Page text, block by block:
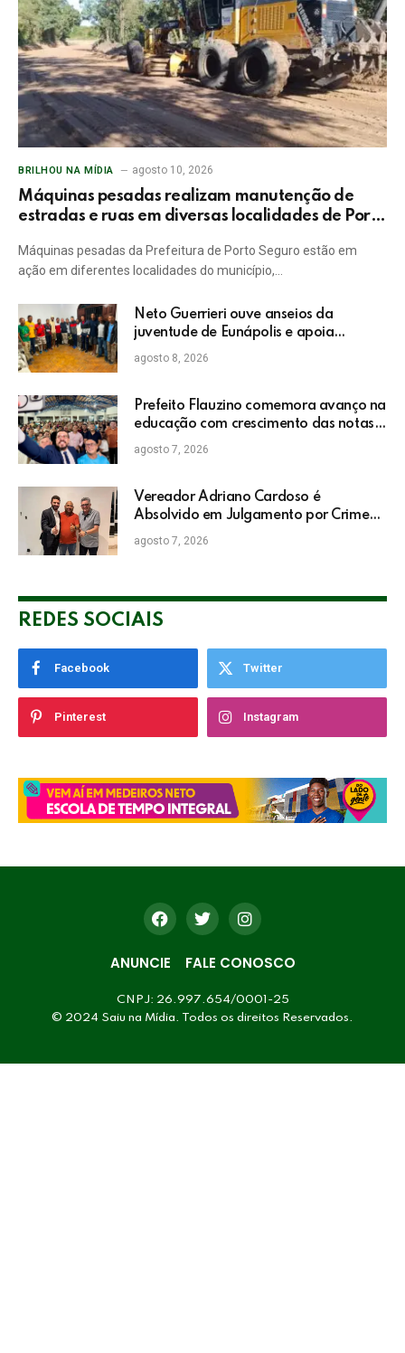
BRILHOU NA MÍDIA agosto 10, 2026
Máquinas pesadas realizam manutenção de
estradas e ruas em diversas localidades de Porto
Máquinas pesadas da Prefeitura de Porto Seguro estão em
ação em diferentes localidades do município,…
Neto Guerrieri ouve anseios da
juventude de Eunápolis e apoia
projetos sociais
agosto 8, 2026
Prefeito Flauzino comemora avanço na
educação com crescimento das notas
do IDEB da rede pública de Itabela
agosto 7, 2026
Vereador Adriano Cardoso é
Absolvido em Julgamento por Crime
Eleitoral no TRE
agosto 7, 2026
REDES SOCIAIS
Facebook Twitter
Pinterest Instagram
ANUNCIE FALE CONOSCO
CNPJ: 26.997.654/0001-25
© 2024 Saiu na Mídia. Todos os direitos Reservados.